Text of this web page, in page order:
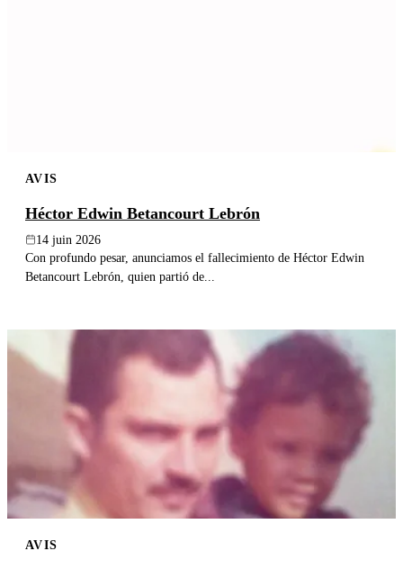
AVIS
Héctor Edwin Betancourt Lebrón
14 juin 2026
Con profundo pesar, anunciamos el fallecimiento de Héctor Edwin
Betancourt Lebrón, quien partió de...
AVIS